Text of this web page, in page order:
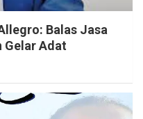
Balas Jasa
Gelar Adat